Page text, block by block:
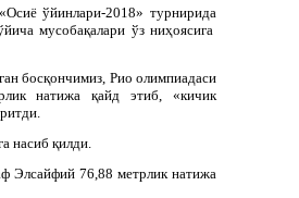
Осиё ўйинлари-2018»турнирида
мусобақалари ўз ниҳоясига
босқончимиз, Рио олимпиадаси
натижа қайд этиб, «кичик
насиб қилди.
Элсайфий 76,88 метрлик натижа